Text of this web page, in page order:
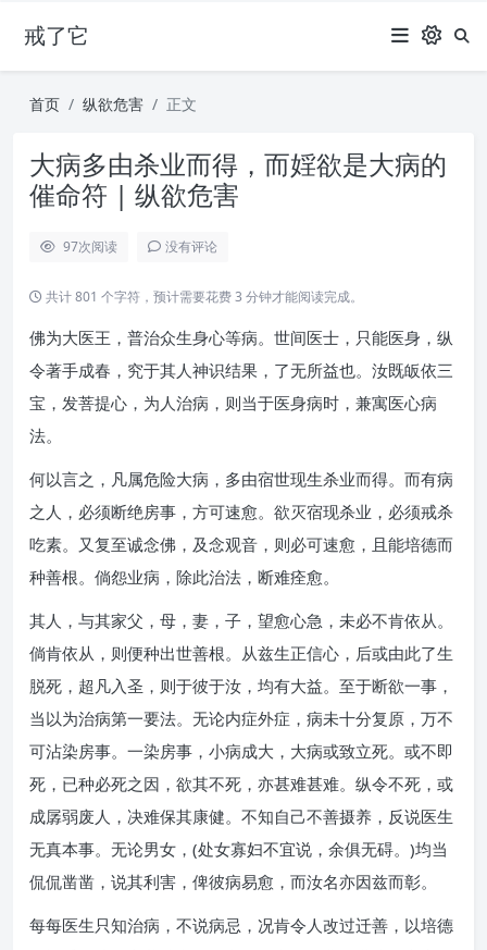
戒了它
首页 纵欲危害 正文
大病多由杀业而得，而婬欲是大病的
催命符 | 纵欲危害
97次阅读 没有评论
共计 801 个字符，预计需要花费 3 分钟才能阅读完成。
佛为大医王，普治众生身心等病。世间医士，只能医身，纵
令著手成春，究于其人神识结果，了无所益也。汝既皈依三
宝，发菩提心，为人治病，则当于医身病时，兼寓医心病
法。
何以言之，凡属危险大病，多由宿世现生杀业而得。而有病
之人，必须断绝房事，方可速愈。欲灭宿现杀业，必须戒杀
吃素。又复至诚念佛，及念观音，则必可速愈，且能培德而
种善根。倘怨业病，除此治法，断难痊愈。
其人，与其家父，母，妻，子，望愈心急，未必不肯依从。
倘肯依从，则便种出世善根。从兹生正信心，后或由此了生
脱死，超凡入圣，则于彼于汝，均有大益。至于断欲一事，
当以为治病第一要法。无论内症外症，病未十分复原，万不
可沾染房事。一染房事，小病成大，大病或致立死。或不即
死，已种必死之因，欲其不死，亦甚难甚难。纵令不死，或
成孱弱废人，决难保其康健。不知自己不善摄养，反说医生
无真本事。无论男女，(处女寡妇不宜说，余俱无碍。)均当
侃侃凿凿，说其利害，俾彼病易愈，而汝名亦因兹而彰。
每每医生只知治病，不说病忌，况肯令人改过迁善，以培德